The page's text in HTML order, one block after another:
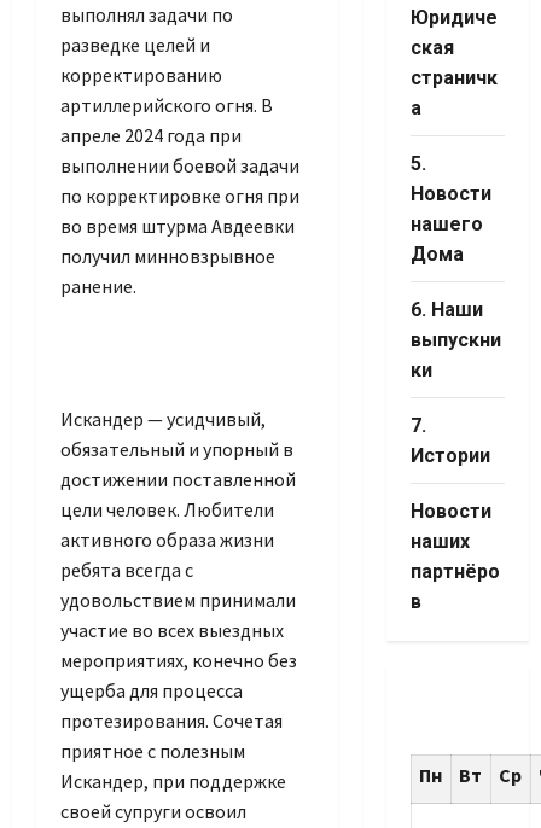
выполнял задачи по
разведке целей и
корректированию
артиллерийского огня. В
апреле 2024 года при
выполнении боевой задачи
по корректировке огня при
во время штурма Авдеевки
получил минновзрывное
ранение.
Искандер — усидчивый,
обязательный и упорный в
достижении поставленной
цели человек. Любители
активного образа жизни
ребята всегда с
удовольствием принимали
участие во всех выездных
мероприятиях, конечно без
ущерба для процесса
протезирования. Сочетая
приятное с полезным
Искандер, при поддержке
своей супруги освоил
Юридиче
ская
страничк
а
5.
Новости
нашего
Дома
6. Наши
выпускни
ки
7.
Истории
Новости
наших
партнёро
в
Пн Вт Ср